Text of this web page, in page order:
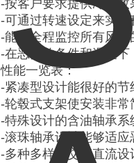
-按客户要求提供冷却
-可通过转速设定来实
-能够全程监控所有风
-在恶劣的条件和温度
性能一览表：
-紧凑型设计能很好的节
-轮毂式支架使安装非常
-特殊设计的含油轴承
-滚珠轴承设计能够适
-多种多样的交流直流